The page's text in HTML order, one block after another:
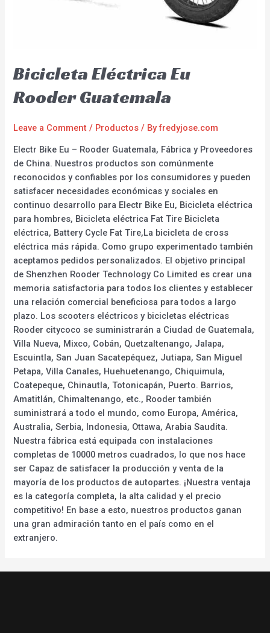
Bicicleta Eléctrica Eu
Rooder Guatemala
Leave a Comment / Productos / Byfredyjose.com
Electr Bike Eu – Rooder Guatemala, Fábrica y Proveedores
de China. Nuestros productos son comúnmente
reconocidos y confiables por los consumidores y pueden
satisfacer necesidades económicas y sociales en
continuo desarrollo para Electr Bike Eu, Bicicleta eléctrica
para hombres, Bicicleta eléctrica Fat Tire Bicicleta
eléctrica, Battery Cycle Fat Tire,La bicicleta de cross
eléctrica más rápida. Como grupo experimentado también
aceptamos pedidos personalizados. El objetivo principal
de Shenzhen Rooder Technology Co Limited es crear una
memoria satisfactoria para todos los clientes y establecer
una relación comercial beneficiosa para todos a largo
plazo. Los scooters eléctricos y bicicletas eléctricas
Rooder citycoco se suministrarán a Ciudad de Guatemala,
Villa Nueva, Mixco, Cobán, Quetzaltenango, Jalapa,
Escuintla, San Juan Sacatepéquez, Jutiapa, San Miguel
Petapa, Villa Canales, Huehuetenango, Chiquimula,
Coatepeque, Chinautla, Totonicapán, Puerto. Barrios,
Amatitlán, Chimaltenango, etc., Rooder también
suministrará a todo el mundo, como Europa, América,
Australia, Serbia, Indonesia, Ottawa, Arabia Saudita.
Nuestra fábrica está equipada con instalaciones
completas de 10000 metros cuadrados, lo que nos hace
ser Capaz de satisfacer la producción y venta de la
mayoría de los productos de autopartes. ¡Nuestra ventaja
es la categoría completa, la alta calidad y el precio
competitivo! En base a esto, nuestros productos ganan
una gran admiración tanto en el país como en el
extranjero.